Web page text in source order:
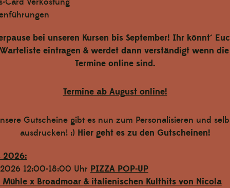
Card Verkostung
bei unseren Kursen bis September! Ihr könnt´
eintragen & werdet dann verständigt wenn
Termine online sind.
Termine ab August online!
Gutscheine gibt es nun zum Personalisieren und
ausdrucken! :) Hier geht es zu den Gutscheinen!
2026:
12:00-18:00 Uhr PIZZA POP-UP
x Broadmoar & italienischen Kulthits von Nicola